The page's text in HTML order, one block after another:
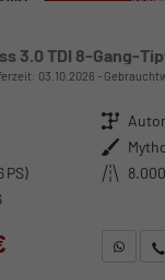
3.0 TDI 8-Gang-
03.10.2026
Getriebe
Außenfarbe
PS) Kilometerstand